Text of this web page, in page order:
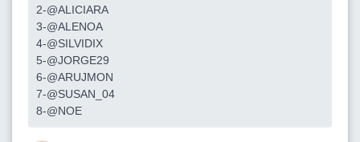
2-@ALICIARA
3-@ALENOA
4-@SILVIDIX
5-@JORGE29
6-@ARUJMON
7-@SUSAN_04
8-@NOE